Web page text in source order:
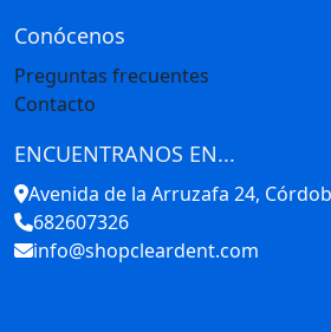
Conócenos
Preguntas frecuentes
Contacto
ENCUENTRANOS EN...
Avenida de la Arruzafa 24,
682607326
info@shopcleardent.com